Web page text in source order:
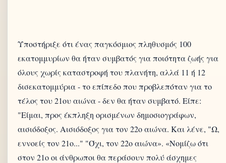
Υποστήριξε ότι ένας παγκόσμιος πληθυσμός 100
εκατομμυρίων θα ήταν συμβατός για ποιότητα ζωής για
όλους χωρίς καταστροφή του πλανήτη, αλλά 11 ή 12
δισεκατομμύρια - το επίπεδο που προβλεπόταν για το
τέλος του 21ου αιώνα - δεν θα ήταν συμβατό. Είπε:
"Είμαι, προς έκπληξη ορισμένων δημοσιογράφων,
αισιόδοξος. Αισιόδοξος για τον 22ο αιώνα. Και λένε, "Ω,
εννοείς τον 21ο..." "Όχι, τον 22ο αιώνα». «Νομίζω ότι
στον 21ο οι άνθρωποι θα περάσουν πολύ άσχημες